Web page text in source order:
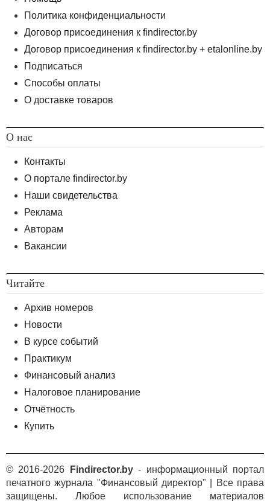
Политика конфиденциальности
Договор присоединения к findirector.by
Договор присоединения к findirector.by + etalonline.by
Подписаться
Способы оплаты
О доставке товаров
О нас
Контакты
О портале findirector.by
Наши свидетельства
Реклама
Авторам
Вакансии
Читайте
Архив номеров
Новости
В курсе событий
Практикум
Финансовый анализ
Налоговое планирование
Отчётность
Купить
© 2016-2026 Findirector.by- информационный портал
печатного журнала "Финансовый директор" | Все права
защищены. Любое использование материалов